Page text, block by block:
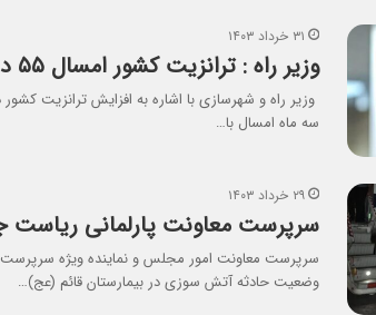
۳۱ خرداد ۱۴۰۳
وزیر راه : ترانزیت کشور امسال ۵۵ درصد افزایش یافت
وزیر راه و شهرسازی با اشاره به افزایش ترانزیت
سه ماه امسال با…
۲۹ خرداد ۱۴۰۳
سرپرست معاونت پارلمانی ریاست
سرپرست معاونت امور مجلس و نماینده ویژه
وضعیت حادثه آتش سوزی در بیمارستان قائم (عج)…